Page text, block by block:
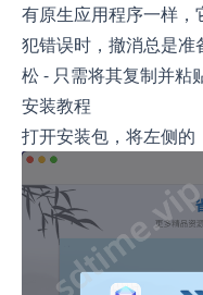
有原生应用程序一样
犯错误时，撤消总是准
松 - 只需将其复制并粘
安装教程
打开安装包，将左侧的